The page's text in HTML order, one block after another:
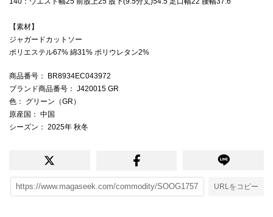
【素材】
ジャガードカットソー
ポリエステル67% 綿31% ポリウレタン2%
商品番号 ： BR8934EC043972
ブランド商品番号 ： J420015 GR
色 ： グリーン（GR）
原産国 ： 中国
シーズン ： 2025年 秋冬
URLをコピー